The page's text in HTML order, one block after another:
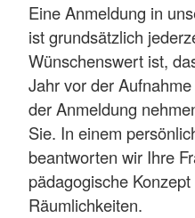
Eine Anmeldung in
ist grundsätzlich
Wünschenswert ist,
Jahr vor der
der Anmeldung
Sie. In einem
beantworten wir Ihre
pädagogische
Räumlichkeiten.